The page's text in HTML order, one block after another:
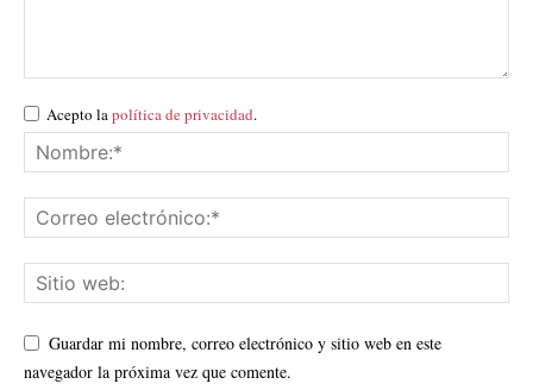
Acepto lapolítica de privacidad.
Guardar mi nombre, correo electrónico y sitio web en este
navegador la próxima vez que comente.